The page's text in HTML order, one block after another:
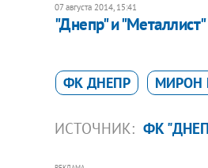
07 августа 2014, 15:41
"Днепр" и
ФК ДНЕПР МИРОН
ИСТОЧНИК: ФК